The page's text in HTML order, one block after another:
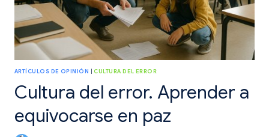
ARTÍCULOS DE OPINIÓN |CULTURA DEL ERROR
Cultura del error. Aprender a
equivocarse en paz